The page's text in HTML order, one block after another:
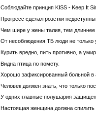
Соблюдайте принцип KISS - Keep It
Прогресс сделал розетки
Чем шире у жены талия, тем длиннее
От несоблюдения ТБ люди не только
Курить вредно, пить противно, а
Видна птица по помету.
Хорошо зафиксированный больной в
Человек должен знать, что только
У одних главные полушария
Настоящая женщина должна спилить